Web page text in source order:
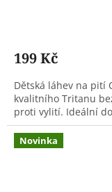
199 Kč
Dětská láhev na pití
kvalitního Tritanu
proti vylití. Ideální
Novinka